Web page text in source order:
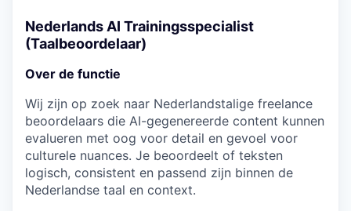
Nederlands AI Trainingsspecialist
(Taalbeoordelaar)
Over de functie
Wij zijn op zoek naar Nederlandstalige freelance
beoordelaars die AI-gegenereerde content kunnen
evalueren met oog voor detail en gevoel voor
culturele nuances. Je beoordeelt of teksten
logisch, consistent en passend zijn binnen de
Nederlandse taal en context.